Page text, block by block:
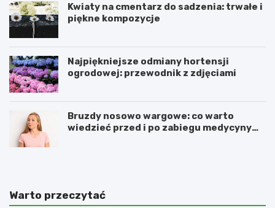
Kwiaty na cmentarz do sadzenia: trwałe i
piękne kompozycje
Najpiękniejsze odmiany hortensji
ogrodowej: przewodnik z zdjęciami
Bruzdy nosowo wargowe: co warto
wiedzieć przed i po zabiegu medycyny
Warto przeczytać